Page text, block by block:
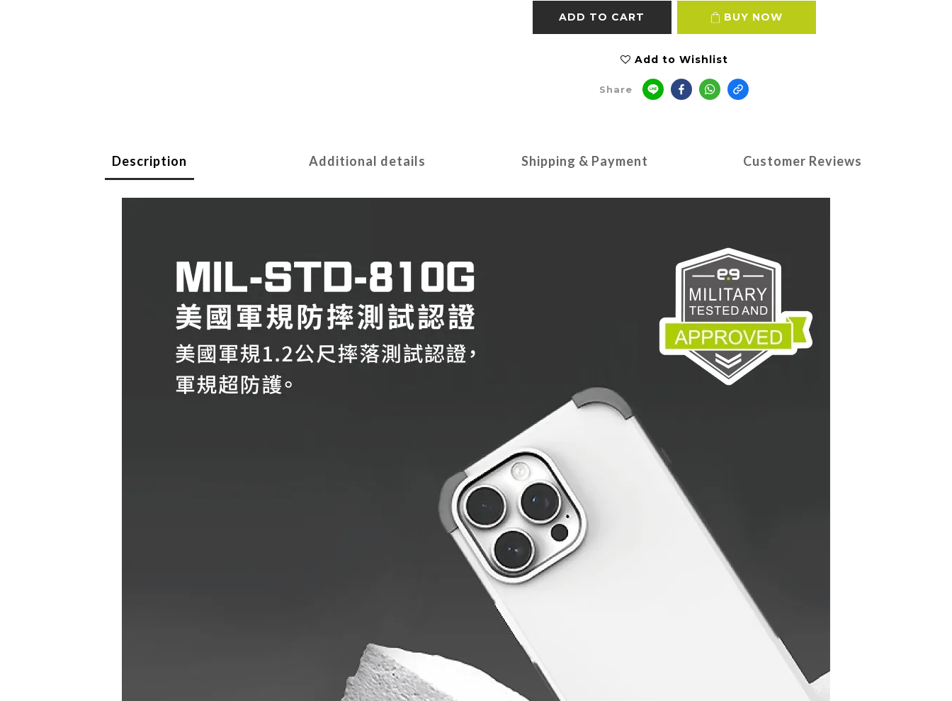
ADD TO CART BUY NOW
Add to Wishlist
Share
Description Additional details Shipping & Payment Customer Reviews